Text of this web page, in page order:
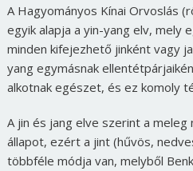
A Hagyományos Kínai Orvoslás
egyik alapja a yin-yang elv, mely
minden kifejezhető jinként vagy
yang egymásnak
alkotnak egészet, és ez komoly
A jin és jang elve szerint a
állapot, ezért a jint (hűvös,
többféle módja van, melyből